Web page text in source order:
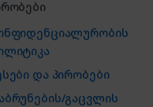
და პირობები
გაცვლის